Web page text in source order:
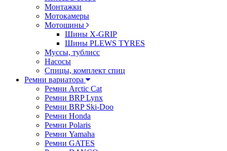
Монтажки
Мотокамеры
Мотошины
Шины X-GRIP
Шины PLEWS TYRES
Муссы, тублисс
Насосы
Спицы, комплект спиц
Ремни вариатора
Ремни Arctic Cat
Ремни BRP Lynx
Ремни BRP Ski-Doo
Ремни Honda
Ремни Polaris
Ремни Yamaha
Ремни GATES